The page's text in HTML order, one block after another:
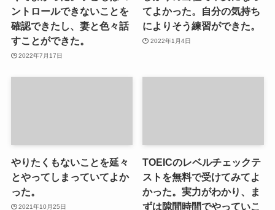
ントロールできないことを
確認できたし、妻と色々話
すことができた。
2022年7月17日
てよかった。自分の気持ち
によりそう練習ができた。
2022年1月4日
やりたくもないことを延々
とやってしまっていてよか
った。
2021年10月25日
TOEICのレベルチェックテ
ストを無料で受けてみてよ
かった。実力がわかり、ま
ずは隙間時間でやっていこ